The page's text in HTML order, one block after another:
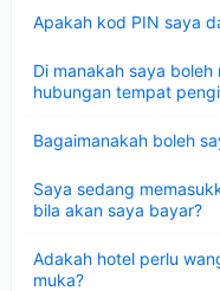
Apakah kod PIN saya
Di manakah saya
hubungan tempat
Bagaimanakah boleh
Saya sedang
bila akan saya bayar?
Adakah hotel perlu
muka?